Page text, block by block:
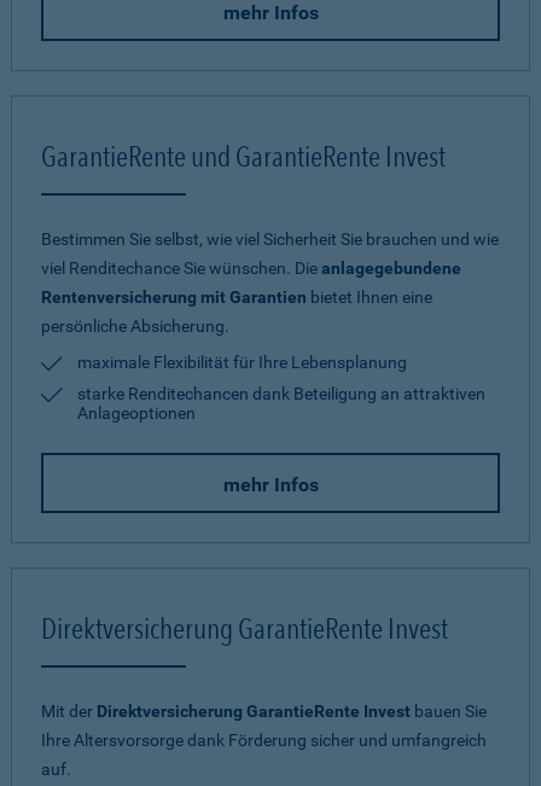
mehr Infos
GarantieRente und GarantieRente Invest
Bestimmen Sie selbst, wie viel Sicherheit Sie brauchen und wie
viel Renditechance Sie wünschen. Dieanlagegebundene
Rentenversicherung mit Garantien bietet Ihnen eine
persönliche Absicherung.
maximale Flexibilität für Ihre Lebensplanung
starke Renditechancen dank Beteiligung an attraktiven
Anlageoptionen
mehr Infos
Direktversicherung GarantieRente Invest
Mit der Direktversicherung GarantieRente Invest bauen Sie
Ihre Altersvorsorge dank Förderung sicher und umfangreich
auf.